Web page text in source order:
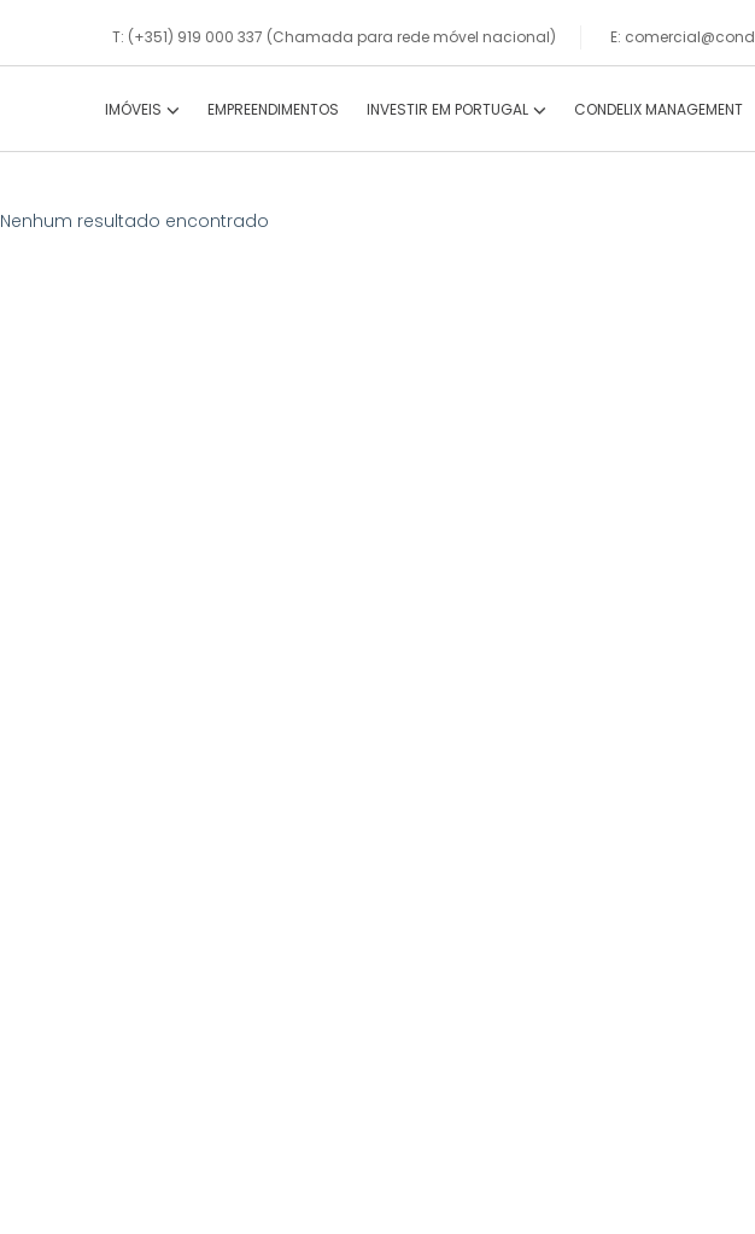
T: (+351) 919 000 337 (Chamada para rede móvel nacional) E:
IMÓVEIS EMPREENDIMENTOS INVESTIR EM PORTUGAL CONDELIX MANAGEMENT
Nenhum resultado encontrado